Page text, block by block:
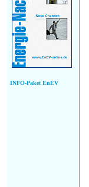
INFO-Paket EnEV